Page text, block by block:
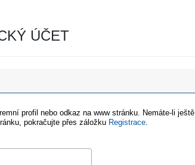
ÚČET
profil nebo odkaz na www stránku. Nemáte-li ještě
pokračujte přes záložku Registrace